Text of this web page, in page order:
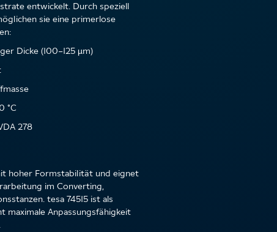
entwickelt. Durch speziell
sie eine primerlose
Dicke (100–125 µm)
°C
278
hoher Formstabilität und eignet
im Converting,
tesa 74515 ist als
maximale Anpassungsfähigkeit